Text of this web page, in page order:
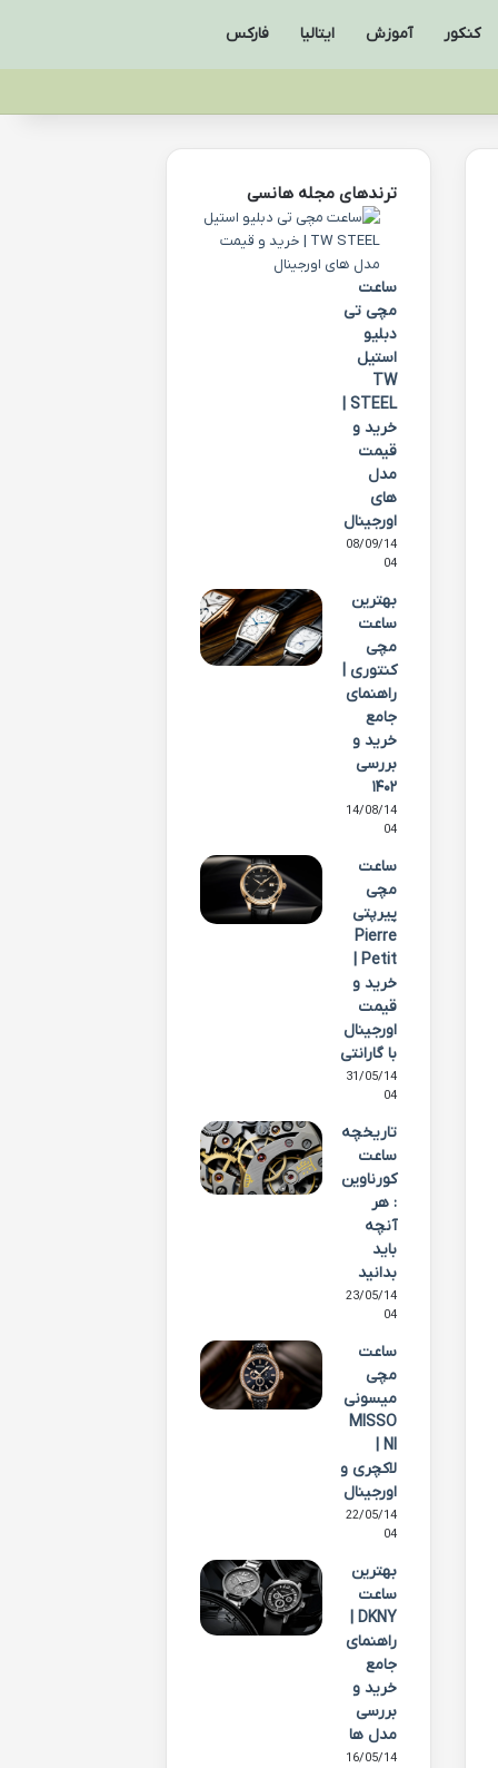
کنکور آموزش ایتالیا فارکس
ترندهای مجله هانسی
ساعت
مچی تی
دبلیو
استیل
TW
STEEL |
خرید و
قیمت
مدل
های
اورجینال
08/09/14
04
بهترین
ساعت
مچی
کنتوری |
راهنمای
جامع
خرید و
بررسی
۱۴۰۲
14/08/14
04
ساعت
مچی
پیرپتی
Pierre
Petit |
خرید و
قیمت
اورجینال
با گارانتی
31/05/14
04
تاریخچه
ساعت
کورناوین
: هر
آنچه
باید
بدانید
23/05/14
04
ساعت
مچی
میسونی
MISSO
NI |
لاکچری و
اورجینال
22/05/14
04
بهترین
ساعت
DKNY |
راهنمای
جامع
خرید و
بررسی
مدل ها
16/05/14